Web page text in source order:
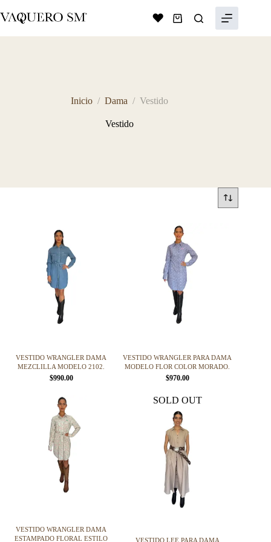
al
contenido
Shopping
Inicio / Dama / Vestido
Vestido
VESTIDO WRANGLER DAMA
MEZCLILLA MODELO 2102.
$990.00
producto
tiene
múltiples
variantes.
Las
opciones
se
pueden
elegir
de
VESTIDO WRANGLER PARA DAMA
MODELO FLOR COLOR MORADO.
$970.00
producto
tiene
múltiples
variantes.
Las
opciones
se
pueden
elegir
en
VESTIDO WRANGLER DAMA
ESTAMPADO FLORAL ESTILO
SOLD OUT
VESTIDO LEE PARA DAMA